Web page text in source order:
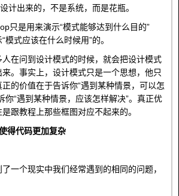
计出来的，不是系统，而是花瓶。
只是用来演示“模式能够达到什么目的”
模式应该在什么时候用”的。
人在问到设计模式的时候，就会把设计模式
。事实上，设计模式只是一个思想，他只
的价值在于告诉你“遇到某种情景，可以怎
你“遇到某种情景，应该怎样解决”。真正优
跟教程上那些框图对应不起来的。
得代码更加复杂
一个现实中我们经常遇到的相同的问题，